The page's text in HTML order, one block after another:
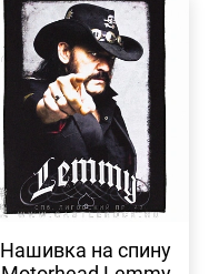
ПРОСМОТР
Нашивка на спину